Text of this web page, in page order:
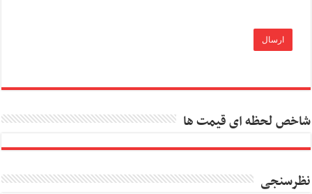
شاخص لحظه ای قیمت ها
نظرسنجی